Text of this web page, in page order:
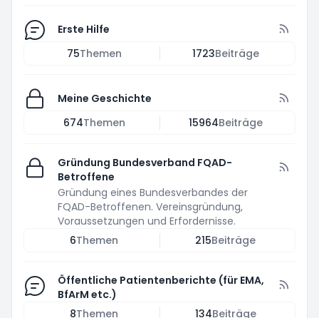
Erste Hilfe
75Themen 1723Beiträge
Meine Geschichte
674Themen 15964Beiträge
Gründung Bundesverband FQAD-
Betroffene
Gründung eines Bundesverbandes der
FQAD-Betroffenen. Vereinsgründung,
Voraussetzungen und Erfordernisse.
6Themen 215Beiträge
Öffentliche Patientenberichte (für EMA,
BfArM etc.)
8Themen 134Beiträge